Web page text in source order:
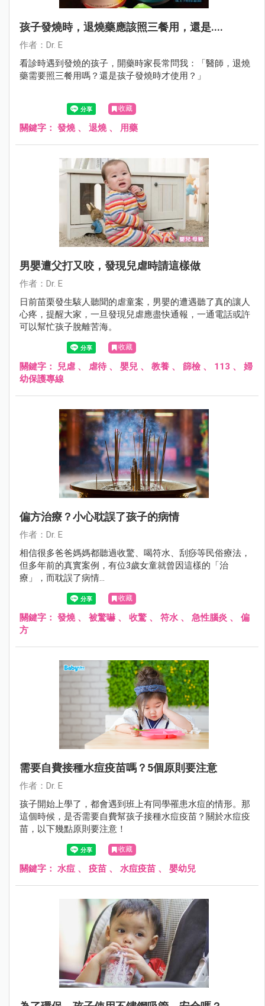
孩子發燒時，退燒藥應該照三餐用，還是....
作者：Dr. E
看診時遇到發燒的孩子，開藥時家長常問我：「醫師，退燒
藥需要照三餐用嗎？還是孩子發燒時才使用？」
收藏
關鍵字： 發燒、 退燒、 用藥
男嬰遭父打又咬，發現兒虐時請這樣做
作者：Dr. E
日前苗栗發生駭人聽聞的虐童案，男嬰的遭遇聽了真的讓人
心疼，提醒大家，一旦發現兒虐應盡快通報，一通電話或許
可以幫忙孩子脫離苦海。
收藏
關鍵字： 兒虐 、 虐待 、 嬰兒 、 教養 、 篩檢 、 113 、 婦
幼保護專線
偏方治療？小心耽誤了孩子的病情
作者：Dr. E
相信很多爸爸媽媽都聽過收驚、喝符水、刮痧等民俗療法，
但多年前的真實案例，有位3歲女童就曾因這樣的「治
療」，而耽誤了病情…
收藏
關鍵字： 發燒、 被驚嚇 、 收驚 、 符水 、 急性腦炎 、 偏
方
需要自費接種水痘疫苗嗎？5個原則要注意
作者：Dr. E
孩子開始上學了，都會遇到班上有同學罹患水痘的情形。那
這個時候，是否需要自費幫孩子接種水痘疫苗？關於水痘疫
苗，以下幾點原則要注意！
收藏
關鍵字： 水痘 、 疫苗 、 水痘疫苗 、 嬰幼兒